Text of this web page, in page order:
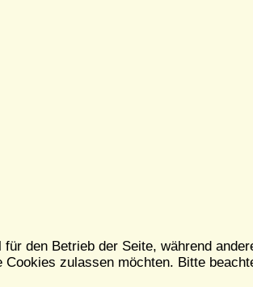
den Betrieb der Seite, während
zulassen möchten. Bitte